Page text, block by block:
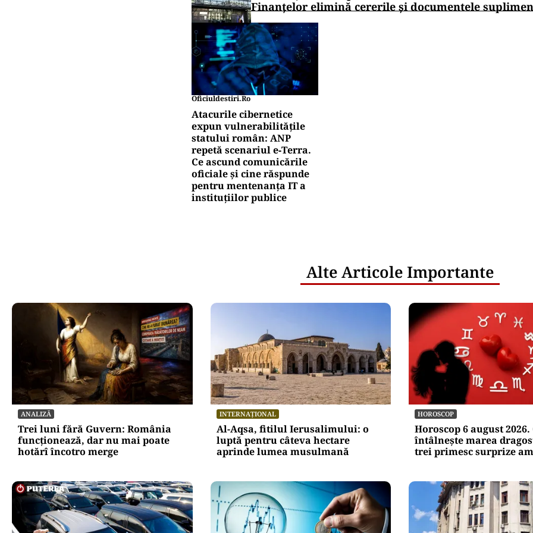
Finanțelor elimină cererile și documentele
Oficiuldestiri.ro
Atacurile cibernetice
expun vulnerabilitățile
statului român: ANP
repetă scenariul e‑Terra.
Ce ascund comunicările
oficiale și cine răspunde
pentru mentenanța IT a
instituțiilor publice
Alte Articole Importante
ANALIZĂ
Trei luni fără Guvern: România
funcționează, dar nu mai poate
hotărî încotro merge
INTERNAȚIONAL
Al-Aqsa, fitilul Ierusalimului: o
luptă pentru câteva hectare
aprinde lumea musulmană
HOROSCOP
Horoscop 6 august
întâlnește marea
trei primesc surprize